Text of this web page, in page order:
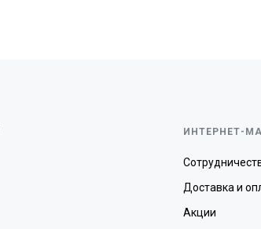
ИНТЕРНЕТ-
Доставка и
Акции